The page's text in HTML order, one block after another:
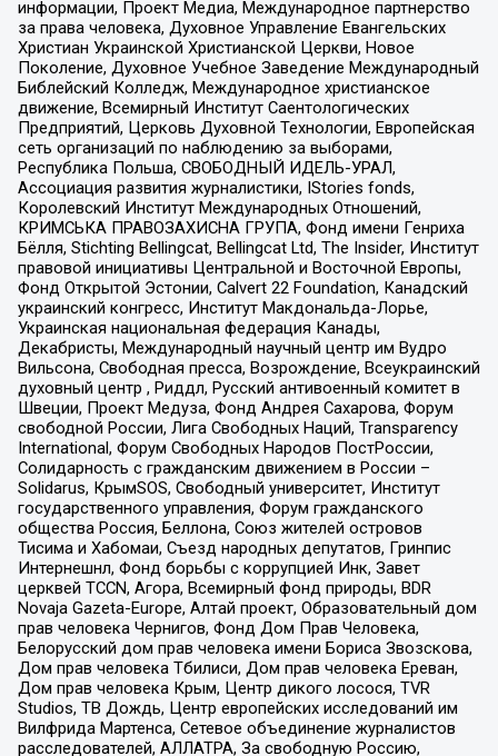
информации, Проект Медиа, Международное партнерство
за права человека, Духовное Управление Евангельских
Христиан Украинской Христианской Церкви, Новое
Поколение, Духовное Учебное Заведение Международный
Библейский Колледж, Международное христианское
движение, Всемирный Институт Саентологических
Предприятий, Церковь Духовной Технологии, Европейская
сеть организаций по наблюдению за выборами,
Республика Польша, СВОБОДНЫЙ ИДЕЛЬ-УРАЛ,
Ассоциация развития журналистики, IStories fonds,
Королевский Институт Международных Отношений,
КРИМСЬКА ПРАВОЗАХИСНА ГРУПА, Фонд имени Генриха
Бёлля, Stichting Bellingcat, Bellingcat Ltd, The Insider, Институт
правовой инициативы Центральной и Восточной Европы,
Фонд Открытой Эстонии, Calvert 22 Foundation, Канадский
украинский конгресс, Институт Макдональда-Лорье,
Украинская национальная федерация Канады,
Декабристы, Международный научный центр им Вудро
Вильсона, Свободная пресса, Возрождение, Всеукраинский
духовный центр , Риддл, Русский антивоенный комитет в
Швеции, Проект Медуза, Фонд Андрея Сахарова, Форум
свободной России, Лига Свободных Наций, Transparеncy
International, Форум Свободных Народов ПостРоссии,
Солидарность с гражданским движением в России –
Solidarus, КрымSOS, Свободный университет, Институт
государственного управления, Форум гражданского
общества Россия, Беллона, Союз жителей островов
Тисима и Хабомаи, Съезд народных депутатов, Гринпис
Интернешнл, Фонд борьбы с коррупцией Инк, Завет
церквей TCCN, Агора, Всемирный фонд природы, BDR
Novaja Gazeta-Europe, Алтай проект, Образовательный дом
прав человека Чернигов, Фонд Дом Прав Человека,
Белорусский дом прав человека имени Бориса Звозскова,
Дом прав человека Тбилиси, Дом прав человека Ереван,
Дом прав человека Крым, Центр дикого лосося, TVR
Studios, ТВ Дождь, Центр европейских исследований им
Вилфрида Мартенса, Сетевое объединение журналистов
расследователей, АЛЛАТРА, За свободную Россию,